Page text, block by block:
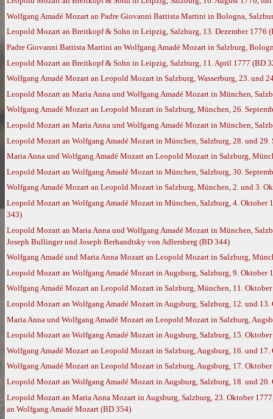
Wolfgang Amadé Mozart an Padre Giovanni Battista Martini in Bologna,
Leopold Mozart an Breitkopf & Sohn in Leipzig, Salzburg, 13. Dezember 1776
Padre Giovanni Battista Martini an Wolfgang Amadé Mozart in Salzburg,
Leopold Mozart an Breitkopf & Sohn in Leipzig, Salzburg, 11. April 1777 (BD
Wolfgang Amadé Mozart an Leopold Mozart in Salzburg, Wasserburg, 23. und
Leopold Mozart an Maria Anna und Wolfgang Amadé Mozart in München,
Wolfgang Amadé Mozart an Leopold Mozart in Salzburg, München, 26.
Leopold Mozart an Maria Anna und Wolfgang Amadé Mozart in München,
Leopold Mozart an Wolfgang Amadé Mozart in München, Salzburg, 28. und
Maria Anna und Wolfgang Amadé Mozart an Leopold Mozart in Salzburg,
Leopold Mozart an Wolfgang Amadé Mozart in München, Salzburg, 30.
Wolfgang Amadé Mozart an Leopold Mozart in Salzburg, München, 2. und 3.
Leopold Mozart an Wolfgang Amadé Mozart in München, Salzburg, 4.
343)
Leopold Mozart an Maria Anna und Wolfgang Amadé Mozart in München,
Joseph Bullinger und Joseph Berhandtsky von Adlersberg (BD 344)
Wolfgang Amadé und Maria Anna Mozart an Leopold Mozart in Salzburg,
Leopold Mozart an Wolfgang Amadé Mozart in Augsburg, Salzburg, 9. Oktober
Wolfgang Amadé Mozart an Leopold Mozart in Salzburg, München, 11.
Leopold Mozart an Wolfgang Amadé Mozart in Augsburg, Salzburg, 12. und
Maria Anna und Wolfgang Amadé Mozart an Leopold Mozart in Salzburg,
Leopold Mozart an Wolfgang Amadé Mozart in Augsburg, Salzburg, 15.
Wolfgang Amadé Mozart an Leopold Mozart in Salzburg, Augsburg, 16. und
Wolfgang Amadé Mozart an Leopold Mozart in Salzburg, Augsburg, 17.
Leopold Mozart an Wolfgang Amadé Mozart in Augsburg, Salzburg, 18. und
Leopold Mozart an Maria Anna Mozart in Augsburg, Salzburg, 23. Oktober
an Wolfgang Amadé Mozart (BD 354)